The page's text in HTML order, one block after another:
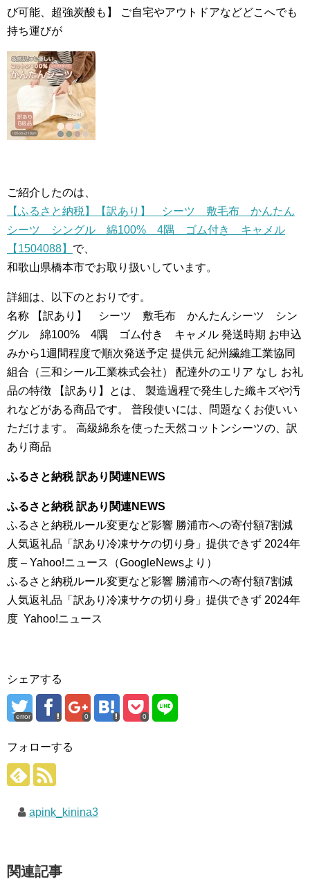
び可能、超強炭酸も】 ご自宅やアウトドアなどどこへでも
持ち運びが
ご紹介したのは、
【ふるさと納税】【訳あり】 シーツ 敷毛布 かんたん
シーツ シングル 綿100% 4隅 ゴム付き キャメル
【1504088】 で、
和歌山県橋本市でお取り扱いしています。
詳細は、以下のとおりです。
名称 【訳あり】 シーツ 敷毛布 かんたんシーツ シン
グル 綿100% 4隅 ゴム付き キャメル 発送時期 お申込
みから1週間程度で順次発送予定 提供元 紀州繊維工業協同
組合（三和シール工業株式会社） 配達外のエリア なし お礼
品の特徴 【訳あり】とは、 製造過程で発生した織キズや汚
れなどがある商品です。 普段使いには、問題なくお使いい
ただけます。 高級綿糸を使った天然コットンシーツの、訳
あり商品
ふるさと納税 訳あり関連NEWS
ふるさと納税 訳あり関連NEWS
ふるさと納税ルール変更など影響 勝浦市への寄付額7割減
人気返礼品「訳あり冷凍サケの切り身」提供できず 2024年
度 – Yahoo!ニュース（GoogleNewsより）
ふるさと納税ルール変更など影響 勝浦市への寄付額7割減
人気返礼品「訳あり冷凍サケの切り身」提供できず 2024年
度 Yahoo!ニュース
シェアする
error 0 0
フォローする
apink_kinina3
関連記事